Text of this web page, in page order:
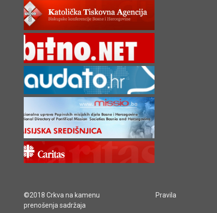
©2018 Crkva na kamenu
Pravila
prenošenja sadržaja